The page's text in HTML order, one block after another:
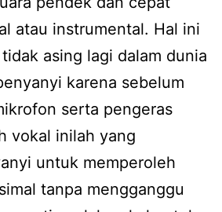
atau instrumental. Hal ini
asing lagi dalam dunia
karena sebelum
serta pengeras
vokal inilah yang
untuk memperoleh
tanpa mengganggu